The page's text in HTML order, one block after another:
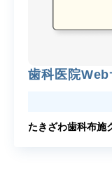
歯科医院
たきざわ歯科布施